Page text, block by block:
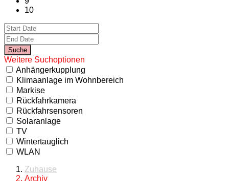
10
Weitere Suchoptionen
Anhängerkupplung
Klimaanlage im Wohnbereich
Markise
Rückfahrkamera
Rückfahrsensoren
Solaranlage
TV
Wintertauglich
WLAN
Zuhause
Archiv